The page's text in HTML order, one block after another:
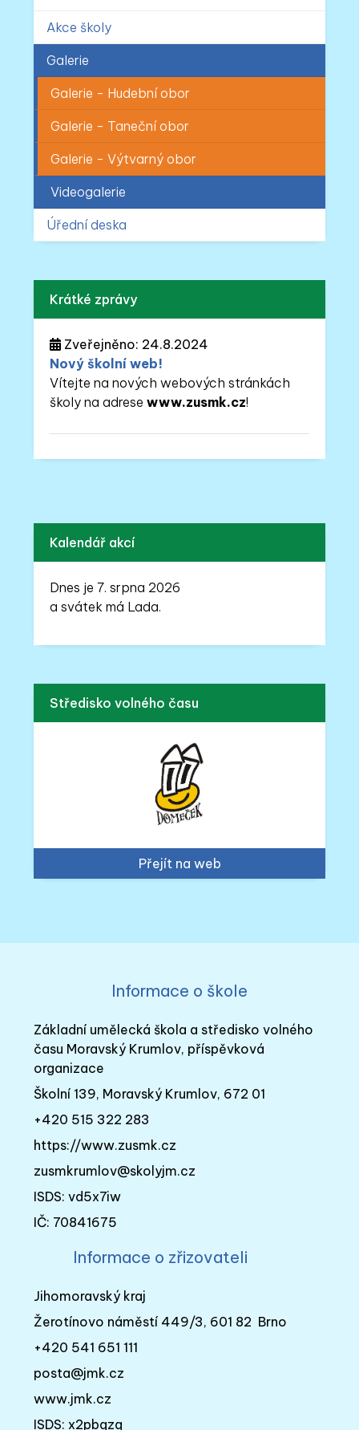
Akce školy
Galerie
Galerie - Hudební obor
Galerie - Taneční obor
Galerie - Výtvarný obor
Videogalerie
Úřední deska
Krátké zprávy
Zveřejněno: 24.8.2024
Nový školní web!
Vítejte na nových webových stránkách
školy na adresewww.zusmk.cz!
Kalendář akcí
Dnes je 7. srpna 2026
a svátek má Lada.
Středisko volného času
Přejít na web
Informace o škole
Základní umělecká škola a středisko volného
času Moravský Krumlov, příspěvková
organizace
Školní 139, Moravský Krumlov, 672 01
+420 515 322 283
https://www.zusmk.cz
zusmkrumlov@skolyjm.cz
ISDS: vd5x7iw
IČ: 70841675
Informace o zřizovateli
Jihomoravský kraj
Žerotínovo náměstí 449/3, 601 82 Brno
+420 541 651 111
posta@jmk.cz
www.jmk.cz
ISDS: x2pbqzq